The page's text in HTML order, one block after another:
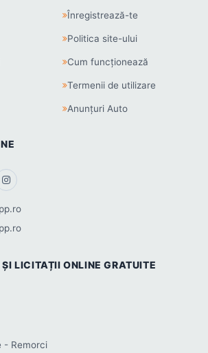
Înregistrează-te
Politica site-ului
Cum funcționează
Termenii de utilizare
Anunțuri Auto
LICITAȚII ONLINE GRATUITE
- Remorci